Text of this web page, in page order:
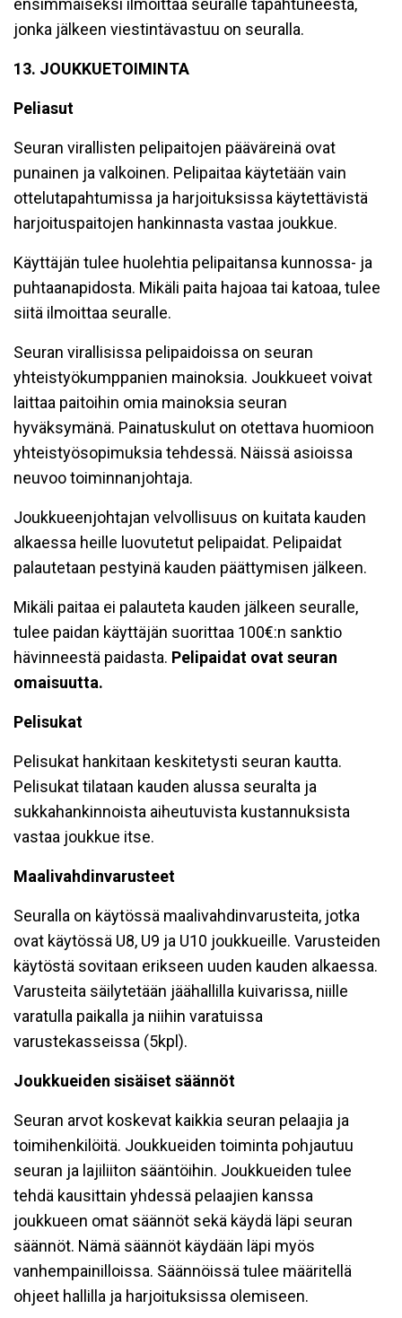
ensimmäiseksi ilmoittaa seuralle tapahtuneesta,
jonka jälkeen viestintävastuu on seuralla.
13. JOUKKUETOIMINTA
Peliasut
Seuran virallisten pelipaitojen pääväreinä ovat
punainen ja valkoinen. Pelipaitaa käytetään vain
ottelutapahtumissa ja harjoituksissa käytettävistä
harjoituspaitojen hankinnasta vastaa joukkue.
Käyttäjän tulee huolehtia pelipaitansa kunnossa- ja
puhtaanapidosta. Mikäli paita hajoaa tai katoaa, tulee
siitä ilmoittaa seuralle.
Seuran virallisissa pelipaidoissa on seuran
yhteistyökumppanien mainoksia. Joukkueet voivat
laittaa paitoihin omia mainoksia seuran
hyväksymänä. Painatuskulut on otettava huomioon
yhteistyösopimuksia tehdessä. Näissä asioissa
neuvoo toiminnanjohtaja.
Joukkueenjohtajan velvollisuus on kuitata kauden
alkaessa heille luovutetut pelipaidat. Pelipaidat
palautetaan pestyinä kauden päättymisen jälkeen.
Mikäli paitaa ei palauteta kauden jälkeen seuralle,
tulee paidan käyttäjän suorittaa 100€:n sanktio
hävinneestä paidasta. Pelipaidat ovat seuran
omaisuutta.
Pelisukat
Pelisukat hankitaan keskitetysti seuran kautta.
Pelisukat tilataan kauden alussa seuralta ja
sukkahankinnoista aiheutuvista kustannuksista
vastaa joukkue itse.
Maalivahdinvarusteet
Seuralla on käytössä maalivahdinvarusteita, jotka
ovat käytössä U8, U9 ja U10 joukkueille. Varusteiden
käytöstä sovitaan erikseen uuden kauden alkaessa.
Varusteita säilytetään jäähallilla kuivarissa, niille
varatulla paikalla ja niihin varatuissa
varustekasseissa (5kpl).
Joukkueiden sisäiset säännöt
Seuran arvot koskevat kaikkia seuran pelaajia ja
toimihenkilöitä. Joukkueiden toiminta pohjautuu
seuran ja lajiliiton sääntöihin. Joukkueiden tulee
tehdä kausittain yhdessä pelaajien kanssa
joukkueen omat säännöt sekä käydä läpi seuran
säännöt. Nämä säännöt käydään läpi myös
vanhempainilloissa. Säännöissä tulee määritellä
ohjeet hallilla ja harjoituksissa olemiseen.